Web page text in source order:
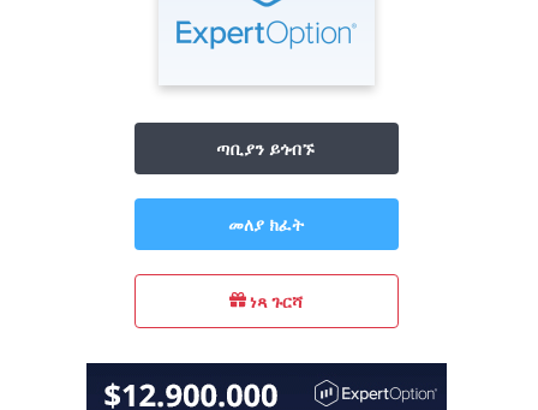
ጣቢያን ይጎብኙ
መለያ ክፈት
ነጻ ጉርሻ